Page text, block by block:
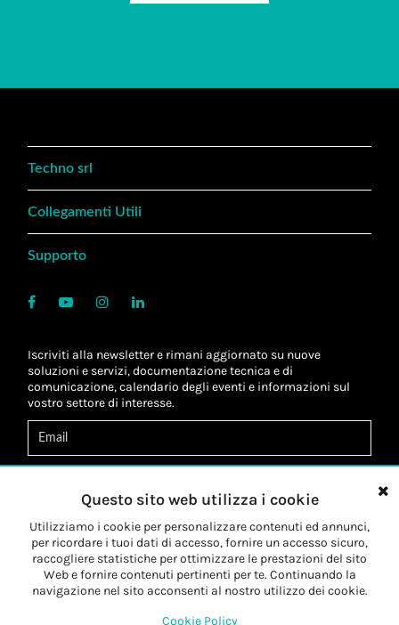
Techno srl
Collegamenti Utili
Supporto
Iscriviti alla newsletter e rimani aggiornato su nuove
soluzioni e servizi, documentazione tecnica e di
comunicazione, calendario degli eventi e informazioni sul
vostro settore di interesse.
Letta l'informativa, autorizzo altrattamento dei miei dati
personali*
Letta l'informativa, autorizzo al trattamento dei miei dati
personali a fini dimarketing*
Iscriviti
Questo sito web utilizza i cookie
Utilizziamo i cookie per personalizzare contenuti ed annunci,
per ricordare i tuoi dati di accesso, fornire un accesso sicuro,
raccogliere statistiche per ottimizzare le prestazioni del sito
Web e fornire contenuti pertinenti per te. Continuando la
navigazione nel sito acconsenti al nostro utilizzo dei cookie.
Cookie Policy